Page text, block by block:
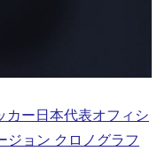
カー日本代表オフィシ
ジョン クロノグラフ